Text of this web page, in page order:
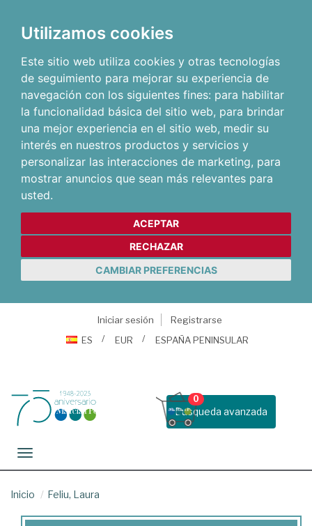
Utilizamos cookies
Este sitio web utiliza cookies y otras tecnologías
de seguimiento para mejorar su experiencia de
navegación con los siguientes fines: para habilitar
la funcionalidad básica del sitio web, para brindar
una mejor experiencia en el sitio web, medir su
interés en nuestros productos y servicios y
personalizar las interacciones de marketing, para
mostrar anuncios que sean más relevantes para
usted.
ACEPTAR
RECHAZAR
CAMBIAR PREFERENCIAS
Iniciar sesión
Registrarse
ES
EUR ESPAÑA PENINSULAR
Busqueda avanzada
0
Toggle navigation
Inicio Feliu, Laura